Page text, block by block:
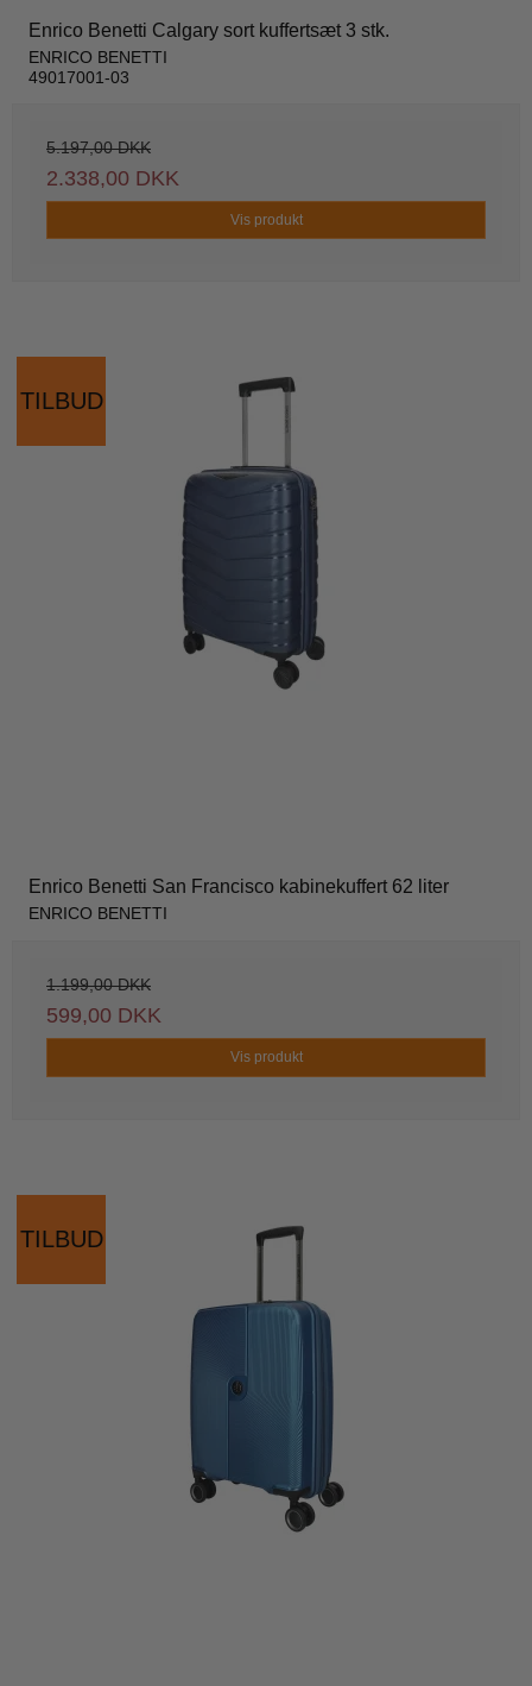
Enrico Benetti Calgary sort kuffertsæt 3 stk.
ENRICO BENETTI
49017001-03
5.197,00 DKK
2.338,00 DKK
Vis produkt
TILBUD
Enrico Benetti San Francisco kabinekuffert 62 liter
ENRICO BENETTI
1.199,00 DKK
599,00 DKK
Vis produkt
TILBUD